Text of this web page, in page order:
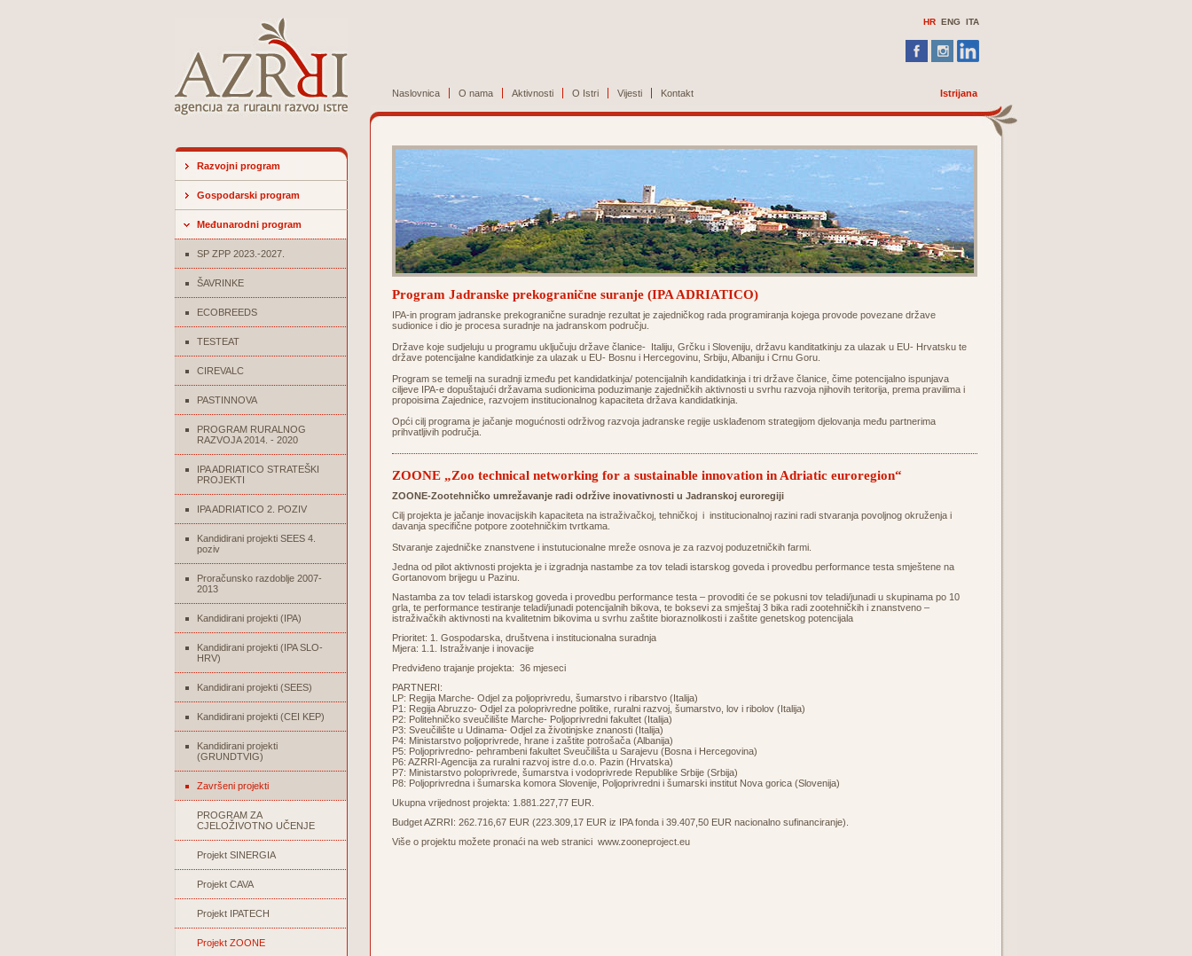
HR ENG ITA
Naslovnica O nama Aktivnosti O Istri Vijesti Kontakt Istrijana
Razvojni program
Gospodarski program
Međunarodni program
SP ZPP 2023.-2027.
ŠAVRINKE
ECOBREEDS
TESTEAT
CIREVALC
PASTINNOVA
PROGRAM RURALNOG
RAZVOJA 2014. - 2020
IPA ADRIATICO STRATEŠKI
PROJEKTI
IPA ADRIATICO 2. POZIV
Kandidirani projekti SEES 4.
poziv
Proračunsko razdoblje 2007-
2013
Kandidirani projekti (IPA)
Kandidirani projekti (IPA SLO-
HRV)
Kandidirani projekti (SEES)
Kandidirani projekti (CEI KEP)
Kandidirani projekti
(GRUNDTVIG)
Završeni projekti
PROGRAM ZA
CJELOŽIVOTNO UČENJE
Projekt SINERGIA
Projekt CAVA
Projekt IPATECH
Projekt ZOONE
Program Jadranske prekogranične suranje (IPA ADRIATICO)
IPA-in program jadranske prekogranične suradnje rezultat je zajedničkog rada programiranja kojega provode povezane države
sudionice i dio je procesa suradnje na jadranskom području.
Države koje sudjeluju u programu uključuju države članice- Italiju, Grčku i Sloveniju, državu kanditatkinju za ulazak u EU- Hrvatsku te
države potencijalne kandidatkinje za ulazak u EU- Bosnu i Hercegovinu, Srbiju, Albaniju i Crnu Goru.
Program se temelji na suradnji između pet kandidatkinja/ potencijalnih kandidatkinja i tri države članice, čime potencijalno ispunjava
ciljeve IPA-e dopuštajući državama sudionicima poduzimanje zajedničkih aktivnosti u svrhu razvoja njihovih teritorija, prema pravilima i
propoisima Zajednice, razvojem institucionalnog kapaciteta država kandidatkinja.
Opći cilj programa je jačanje mogućnosti održivog razvoja jadranske regije usklađenom strategijom djelovanja među partnerima
prihvatljivih područja.
ZOONE „Zoo technical networking for a sustainable innovation in Adriatic euroregion“
ZOONE-Zootehničko umrežavanje radi održive inovativnosti u Jadranskoj euroregiji
Cilj projekta je jačanje inovacijskih kapaciteta na istraživačkoj, tehničkoj i institucionalnoj razini radi stvaranja povoljnog okruženja i
davanja specifične potpore zootehničkim tvrtkama.
Stvaranje zajedničke znanstvene i instutucionalne mreže osnova je za razvoj poduzetničkih farmi.
Jedna od pilot aktivnosti projekta je i izgradnja nastambe za tov teladi istarskog goveda i provedbu performance testa smještene na
Gortanovom brijegu u Pazinu.
Nastamba za tov teladi istarskog goveda i provedbu performance testa – provoditi će se pokusni tov teladi/junadi u skupinama po 10
grla, te performance testiranje teladi/junadi potencijalnih bikova, te boksevi za smještaj 3 bika radi zootehničkih i znanstveno –
istraživačkih aktivnosti na kvalitetnim bikovima u svrhu zaštite bioraznolikosti i zaštite genetskog potencijala
Prioritet: 1. Gospodarska, društvena i institucionalna suradnja
Mjera: 1.1. Istraživanje i inovacije
Predviđeno trajanje projekta: 36 mjeseci
PARTNERI:
LP: Regija Marche- Odjel za poljoprivredu, šumarstvo i ribarstvo (Italija)
P1: Regija Abruzzo- Odjel za poloprivredne politike, ruralni razvoj, šumarstvo, lov i ribolov (Italija)
P2: Politehničko sveučilište Marche- Poljoprivredni fakultet (Italija)
P3: Sveučilište u Udinama- Odjel za životinjske znanosti (Italija)
P4: Ministarstvo poljoprivrede, hrane i zaštite potrošača (Albanija)
P5: Poljoprivredno- pehrambeni fakultet Sveučilišta u Sarajevu (Bosna i Hercegovina)
P6: AZRRI-Agencija za ruralni razvoj istre d.o.o. Pazin (Hrvatska)
P7: Ministarstvo poloprivrede, šumarstva i vodoprivrede Republike Srbije (Srbija)
P8: Poljoprivredna i šumarska komora Slovenije, Poljoprivredni i šumarski institut Nova gorica (Slovenija)
Ukupna vrijednost projekta: 1.881.227,77 EUR.
Budget AZRRI: 262.716,67 EUR (223.309,17 EUR iz IPA fonda i 39.407,50 EUR nacionalno sufinanciranje).
Više o projektu možete pronaći na web stranici www.zooneproject.eu